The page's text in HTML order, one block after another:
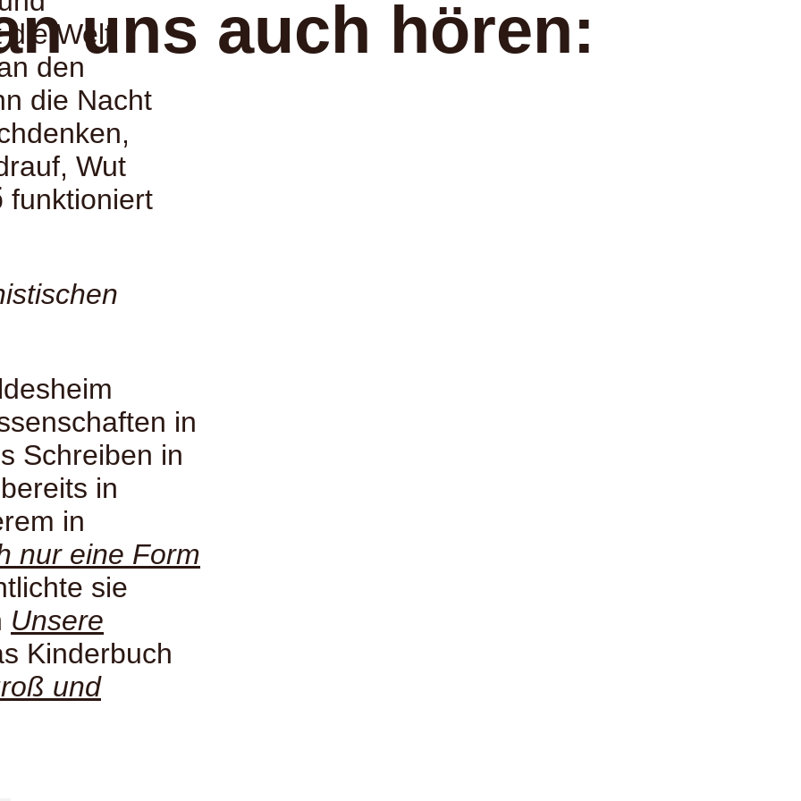
uns auch hören:
Welt
den
die Nacht
Wut
funktioniert
in
Schreiben in
in
in
nur eine Form
sie
Unsere
Kinderbuch
und